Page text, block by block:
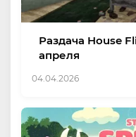
Раздача House
апреля
04.04.2026